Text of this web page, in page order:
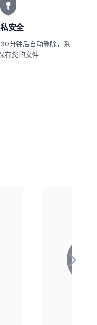
安全
分钟后自动删除，系
存您的文件